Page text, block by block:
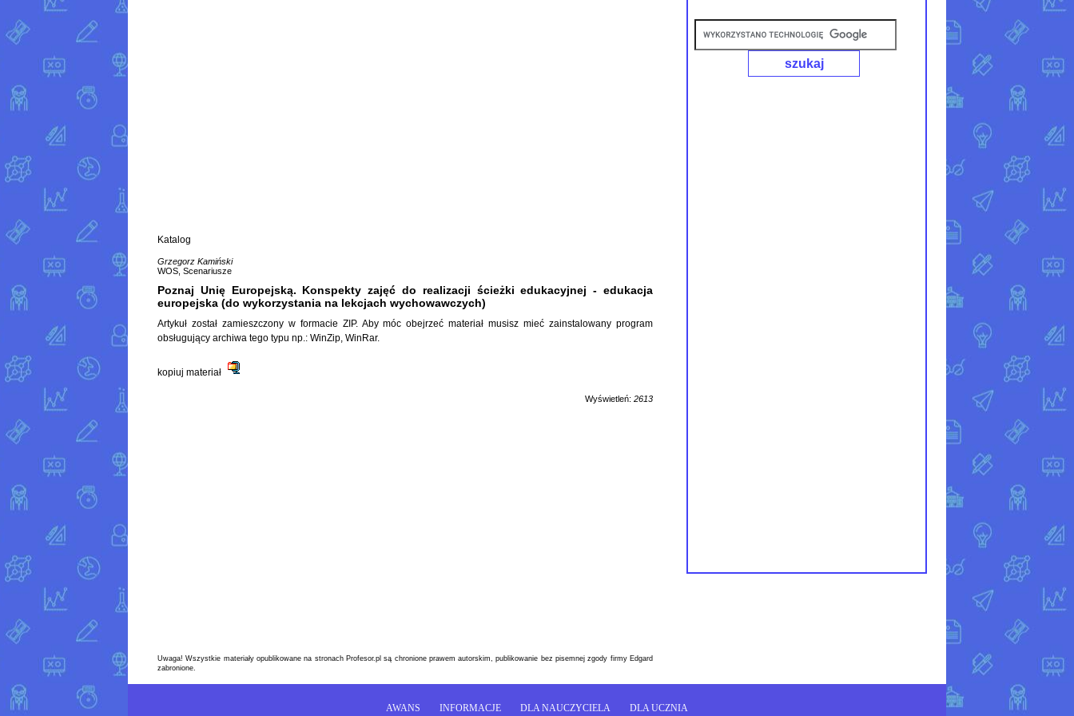
Katalog
Grzegorz Kamiński
WOS, Scenariusze
Poznaj Unię Europejską. Konspekty zajęć do realizacji ścieżki edukacyjnej - edukacja
europejska (do wykorzystania na lekcjach wychowawczych)
Artykuł został zamieszczony w formacie ZIP. Aby móc obejrzeć materiał musisz mieć zainstalowany program
obsługujący archiwa tego typu np.: WinZip, WinRar.
kopiuj materiał
Wyświetleń: 2613
Uwaga! Wszystkie materiały opublikowane na stronach Profesor.pl są chronione prawem autorskim, publikowanie bez pisemnej zgody firmy Edgard
zabronione.
AWANS INFORMACJE DLA NAUCZYCIELA DLA UCZNIA